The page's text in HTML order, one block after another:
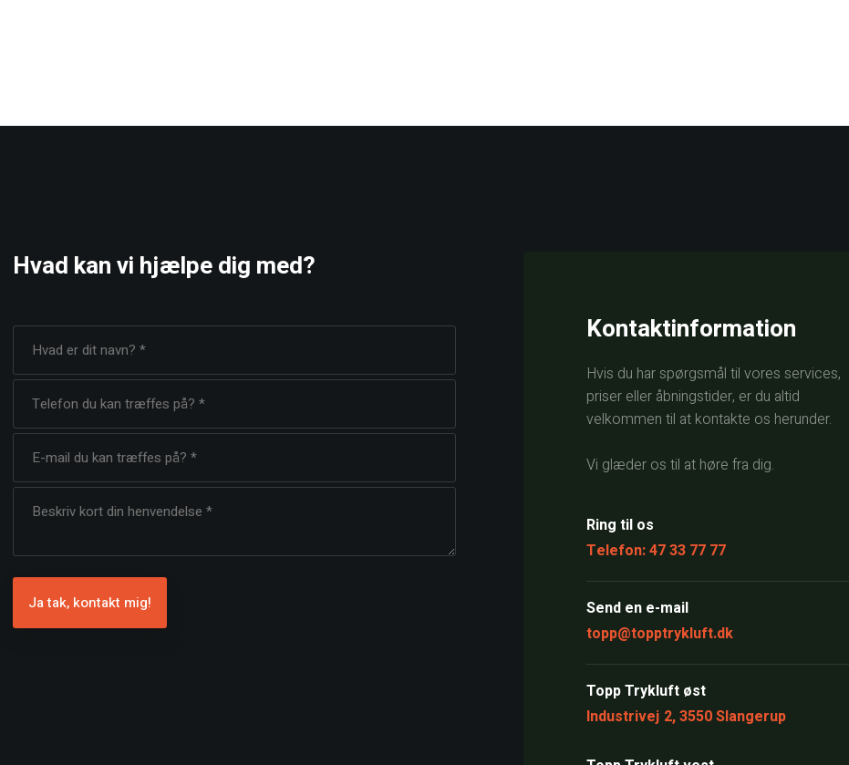
Hvad kan vi hjælpe dig med?
Kontaktinformation
Hvis du har spørgsmål til vores services,
priser eller åbningstider, er du altid
velkommen til at kontakte os herunder.
Vi glæder os til at høre fra dig.
Ring til os
Telefon: 47 33 77 77
Send en e-mail​
topp@topptrykluft.dk
Topp Trykluft øst
Industrivej 2, 3550 Slangerup